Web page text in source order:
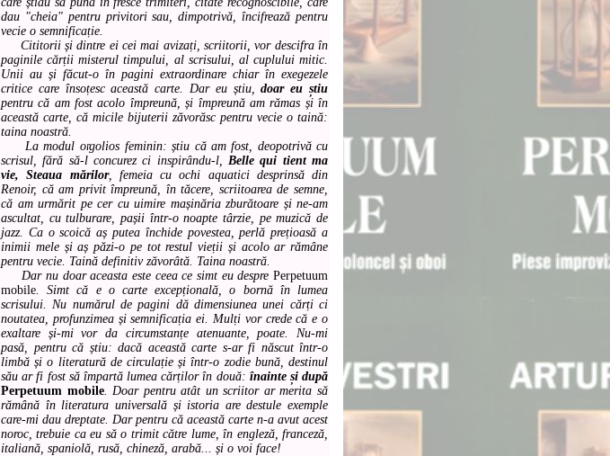
dau "cheia" pentru privitori sau, dimpotrivă, încifrează pentru
vecie o semnificație.
Cititorii și dintre ei cei mai avizați, scriitorii, vor descifra în
paginile cărții misterul timpului, al scrisului, al cuplului mitic.
Unii au și făcut-o în pagini extraordinare chiar în exegezele
critice care însoțesc această carte. Dar eu știu,doar eu știu
pentru că am fost acolo împreună, și împreună am rămas și în
această carte, că micile bijuterii zăvorăsc pentru vecie o taină:
taina noastră.
La modul orgolios feminin: știu că am fost, deopotrivă cu
scrisul, fără să-l concurez ci inspirându-l, Belle qui tient ma
vie, Steaua mărilor, femeia cu ochi aquatici desprinsă din
Renoir, că am privit împreună, în tăcere, scriitoarea de semne,
că am urmărit pe cer cu uimire mașinăria zburătoare și ne-am
ascultat, cu tulburare, pașii într-o noapte târzie, pe muzică de
jazz. Ca o scoică aș putea închide povestea, perlă prețioasă a
inimii mele și aș păzi-o pe tot restul vieții și acolo ar rămâne
pentru vecie. Taină definitiv zăvorâtă. Taina noastră.
Dar nu doar aceasta este ceea ce simt eu despre Perpetuum
mobile. Simt că e o carte excepțională, o bornă în lumea
scrisului. Nu numărul de pagini dă dimensiunea unei cărți ci
noutatea, profunzimea și semnificația ei. Mulți vor crede că e o
exaltare și-mi vor da circumstanțe atenuante, poate. Nu-mi
pasă, pentru că știu: dacă această carte s-ar fi născut într-o
limbă și o literatură de circulație și într-o zodie bună, destinul
său ar fi fost să împartă lumea cărților în două: înainte și după
Perpetuum mobile. Doar pentru atât un scriitor ar merita să
rămână în literatura universală și istoria are destule exemple
care-mi dau dreptate. Dar pentru că această carte n-a avut acest
noroc, trebuie ca eu să o trimit către lume, în engleză, franceză,
italiană, spaniolă, rusă, chineză, arabă... și o voi face!